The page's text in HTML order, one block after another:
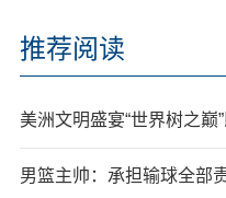
推荐阅读
美洲文明盛宴“世界树之巅
男篮主帅：承担输球全部